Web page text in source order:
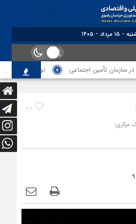
- ۱۴۰۵
تأمین اجتماعی توقف‌های مرزی،
36
مرکزی؛